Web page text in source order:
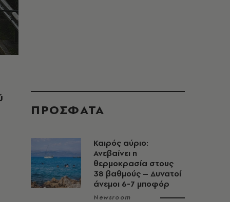
ΠΡΟΣΦΑΤΑ
Καιρός αύριο:
Ανεβαίνει η
θερμοκρασία στους
38 βαθμούς – Δυνατοί
άνεμοι 6-7 μποφόρ
Newsroom